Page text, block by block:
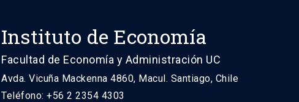
Instituto de Economía
Facultad de Economía y Administración UC
Avda. Vicuña Mackenna 4860, Macul. Santiago, Chile
Teléfono: +56 2 2354 4303